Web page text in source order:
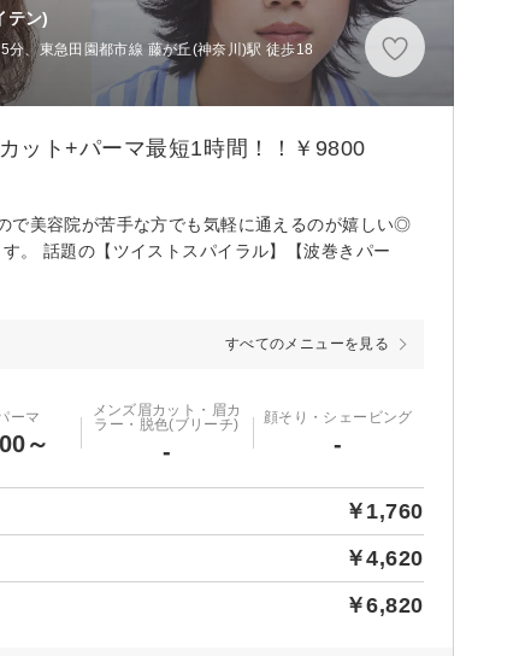
テン)
分、東急田園都市線 藤が丘(神奈川)駅 徒歩18
ット+パーマ最短1時間！！￥9800
で美容院が苦手な方でも気軽に通えるのが嬉しい◎
。 話題の【ツイストスパイラル】【波巻きパー
すべてのメニューを見る
ーマ
～
メンズ眉カット・眉カ
ラー・脱色(ブリーチ)
-
顔そり・シェービング
-
￥1,760
￥4,620
￥6,820